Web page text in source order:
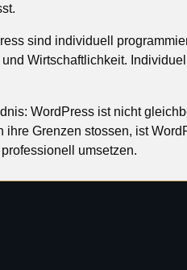
sind individuell
Wirtschaftlichkeit.
WordPress ist nicht
ihre Grenzen stossen, ist
umsetzen.